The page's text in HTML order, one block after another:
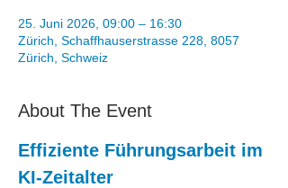
25. Juni 2026, 09:00 – 16:30
Zürich, Schaffhauserstrasse 228, 8057
Zürich, Schweiz
About The Event
Effiziente Führungsarbeit im
KI-Zeitalter